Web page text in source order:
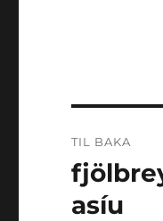
færslu
TIL BAKA
Síðasta
grein:
asíu